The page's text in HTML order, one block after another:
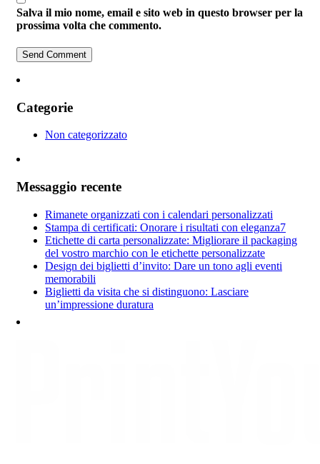
Salva il mio nome, email e sito web in questo browser per la
prossima volta che commento.
Categorie
Non categorizzato
Messaggio recente
Rimanete organizzati con i calendari personalizzati
Stampa di certificati: Onorare i risultati con eleganza7
Etichette di carta personalizzate: Migliorare il packaging
del vostro marchio con le etichette personalizzate
Design dei biglietti d’invito: Dare un tono agli eventi
memorabili
Biglietti da visita che si distinguono: Lasciare
un’impressione duratura